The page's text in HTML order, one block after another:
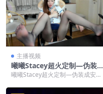
主播视频
曦曦Stacey超火定制—伪装成
安保人员执行人物
曦曦Stacey超火定制—伪装成安保